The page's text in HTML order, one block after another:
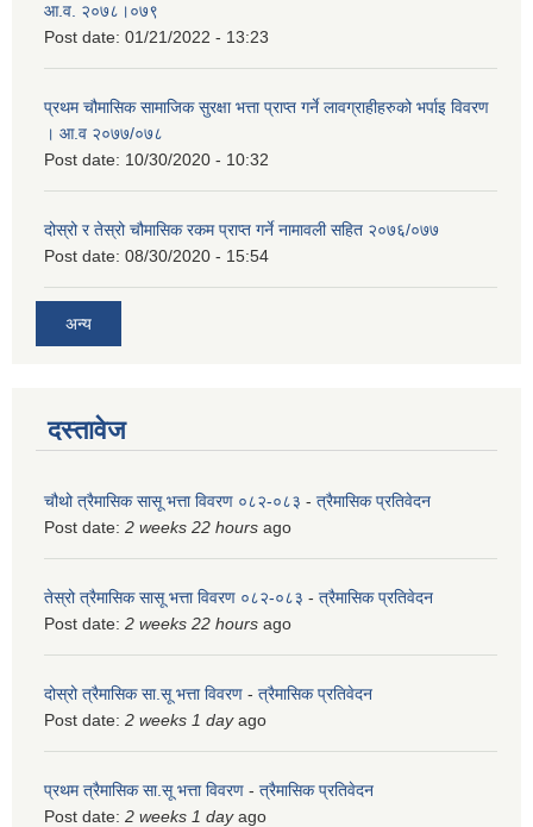
आ.व. २०७८।०७९
Post date: 01/21/2022 - 13:23
प्रथम चौमासिक सामाजिक सुरक्षा भत्ता प्राप्त गर्ने लावग्राहीहरुको भर्पाइ विवरण
। आ.व २०७७/०७८
Post date: 10/30/2020 - 10:32
दोस्रो र तेस्रो चौमासिक रकम प्राप्त गर्ने नामावली सहित २०७६/०७७
Post date: 08/30/2020 - 15:54
अन्य
दस्तावेज
चौथो त्रैमासिक सासू भत्ता विवरण ०८२-०८३ - त्रैमासिक प्रतिवेदन
Post date: 2 weeks 22 hours ago
तेस्रो त्रैमासिक सासू भत्ता विवरण ०८२-०८३ - त्रैमासिक प्रतिवेदन
Post date: 2 weeks 22 hours ago
दोस्रो त्रैमासिक सा.सू भत्ता विवरण - त्रैमासिक प्रतिवेदन
Post date: 2 weeks 1 dayago
प्रथम त्रैमासिक सा.सू भत्ता विवरण - त्रैमासिक प्रतिवेदन
Post date: 2 weeks 1 dayago